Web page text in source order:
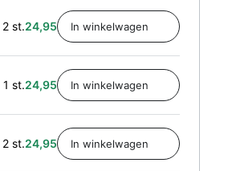
2 st.24,95
1 st.24,95
2 st.24,95